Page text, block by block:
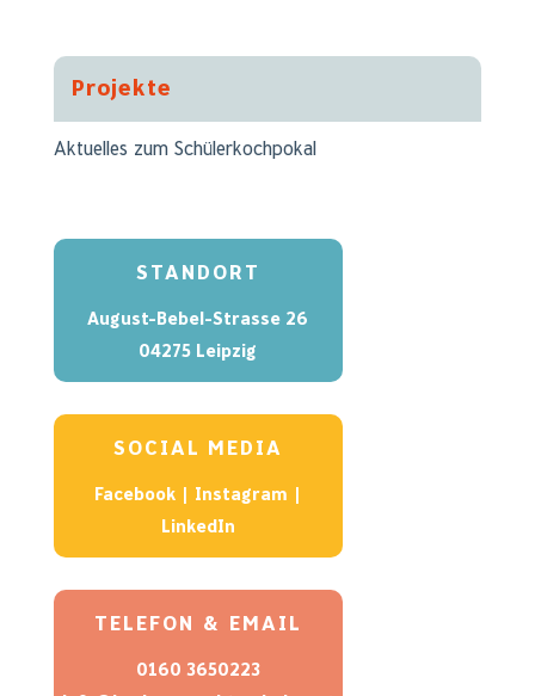
Projekte
Aktuelles zum Schülerkochpokal
STANDORT
August-Bebel-Strasse 26
04275 Leipzig
SOCIAL MEDIA
Facebook| Instagram
LinkedIn
TELEFON & EMAIL
0160 3650223